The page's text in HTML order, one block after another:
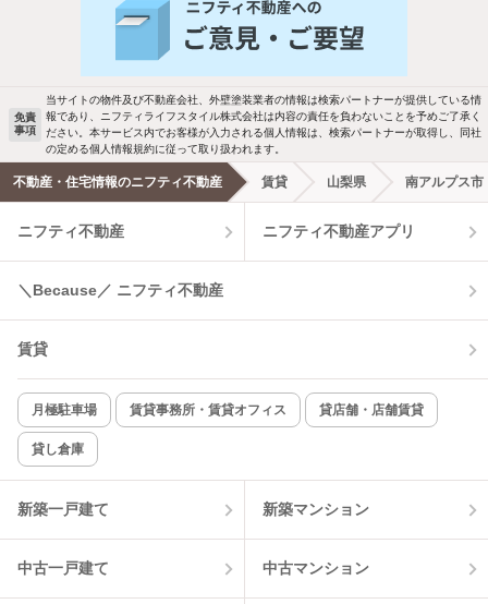
バス・トイレ別 2階以上
駐車場あり ペット相談
洗濯機置場あり 独立洗面台
エアコンあり 都市ガス
温水洗浄便座 オートロック
コンロ2口以上
新着のみ インターネット無料
該当件数:
物件一覧に反映
免責
事項
当サイトの物件及び不動産会社、外壁塗装業者の情報は検索パートナーが提供している情
報であり、ニフティライフスタイル株式会社は内容の責任を負わないことを予めご了承く
ださい。本サービス内でお客様が入力される個人情報は、検索パートナーが取得し、同社
の定める個人情報規約に従って取り扱われます。
不動産・住宅情報のニフティ不動産 賃貸 山梨県 南アルプス市
ニフティ不動産 ニフティ不動産アプリ
＼Because／ ニフティ不動産
賃貸
月極駐車場 賃貸事務所・賃貸オフィス 貸店舗・店舗賃貸
貸し倉庫
新築一戸建て 新築マンション
中古一戸建て 中古マンション